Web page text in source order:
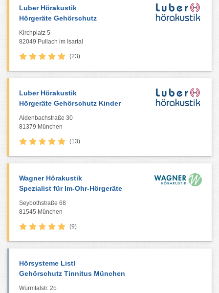
Luber Hörakustik
Hörgeräte Gehörschutz
Kirchplatz 5
82049 Pullach im Isartal
(23)
Luber Hörakustik
Hörgeräte Gehörschutz Kinder
Aidenbachstraße 30
81379 München
(13)
Wagner Hörakustik
Spezialist für Im-Ohr-Hörgeräte
Seybothstraße 68
81545 München
(9)
Hörsysteme Listl
Gehörschutz Tinnitus München
Würmtalstr. 2b